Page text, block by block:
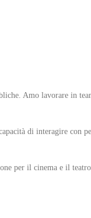
Amo lavorare in
di interagire
per il cinema e il